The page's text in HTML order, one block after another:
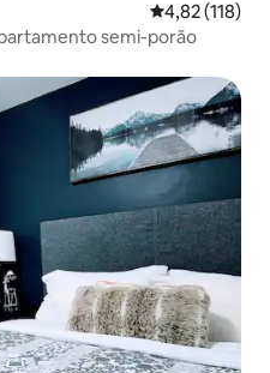
4,82 de uma
4,82 (118)
semi-porão